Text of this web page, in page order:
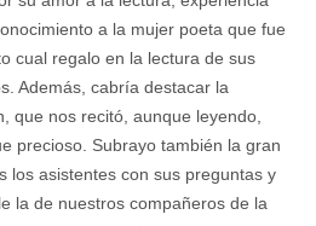
a la mujer poeta que fue
cual regalo en la lectura de sus
Además, cabría destacar la
que nos recitó, aunque leyendo,
precioso. Subrayo también la gran
los asistentes con sus preguntas y
la de nuestros compañeros de la